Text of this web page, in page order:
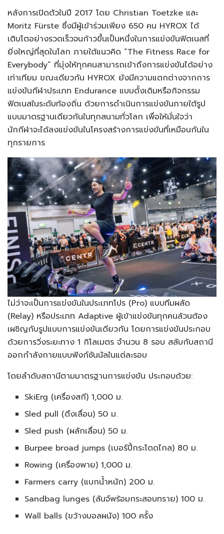
หลังการเปิดตัวในปี 2017 โดย Christian Toetzke และ
Moritz Fürste ซึ่งมีผู้เข้าร่วมเพียง 650 คน HYROX ได้
เติบโตอย่างรวดเร็วจนก้าวขึ้นเป็นหนึ่งในการแข่งขันฟิตเนสที่
ยิ่งใหญ่ที่สุดในโลก ภายใต้แนวคิด “The Fitness Race for
Everybody” ที่มุ่งให้ทุกคนสามารถเข้าถึงการแข่งขันได้อย่าง
เท่าเทียม ขณะเดียวกัน HYROX ยังมีความแตกต่างจากการ
แข่งขันกีฬาประเภท Endurance แบบดั้งเดิมหรือกิจกรรม
ฟิตเนสในระดับท้องถิ่น ด้วยการดำเนินการแข่งขันภายใต้รูป
แบบมาตรฐานเดียวกันในทุกสนามทั่วโลก เพื่อให้มั่นใจว่า
นักกีฬาจะได้ลงแข่งขันในโครงสร้างการแข่งขันที่เหมือนกันใน
ทุกรายการ
ไม่ว่าจะเป็นการแข่งขันในประเภทโปร (Pro) แบบทีมผลัด
(Relay) หรือประเภท Adaptive ผู้เข้าแข่งขันทุกคนล้วนต้อง
เผชิญกับรูปแบบการแข่งขันเดียวกัน โดยการแข่งขันประกอบ
ด้วยการวิ่งระยะทาง 1 กิโลเมตร จำนวน 8 รอบ สลับกับสถานี
ออกกำลังกายแบบฟังก์ชันนัลในแต่ละรอบ
โดยลำดับสถานีตามมาตรฐานการแข่งขัน ประกอบด้วย:
SkiErg (เครื่องสกี) 1,000 ม.
Sled pull (ดึงเลื่อน) 50 ม.
Sled push (ผลักเลื่อน) 50 ม.
Burpee broad jumps (เบอร์ปี้กระโดดไกล) 80 ม.
Rowing (เครื่องพาย) 1,000 ม.
Farmers carry (แบกน้ำหนัก) 200 ม.
Sandbag lunges (ลันจ์พร้อมกระสอบทราย) 100 ม.
Wall balls (ขว้างบอลผนัง) 100 ครั้ง